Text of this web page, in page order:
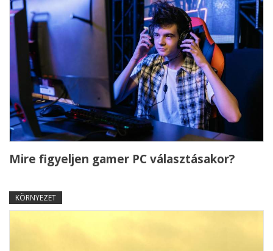
Mire figyeljen gamer PC választásakor?
KÖRNYEZET